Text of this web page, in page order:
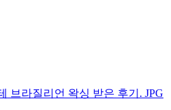
브라질리언 왁싱 받은 후기. JPG